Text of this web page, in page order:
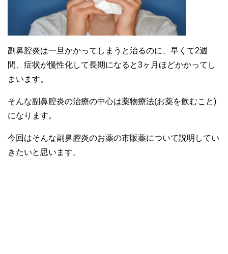
副鼻腔炎は一旦かかってしまうと治るのに、早くて2週
間、症状が慢性化して長期になると3ヶ月ほどかかってし
まいます。
そんな副鼻腔炎の治療の中心は薬物療法(お薬を飲むこと)
になります。
今回はそんな副鼻腔炎のお薬の市販薬について説明してい
きたいと思います。